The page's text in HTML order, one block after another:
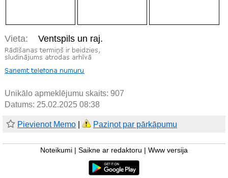
Vieta: Ventspils un raj.
Unikālo apmeklējumu skaits: 907
Datums: 25.02.2025 08:38
Pievienot Memo Paziņot par pārkāpumu
Noteikumi | Saikne ar redaktoru | Www versija